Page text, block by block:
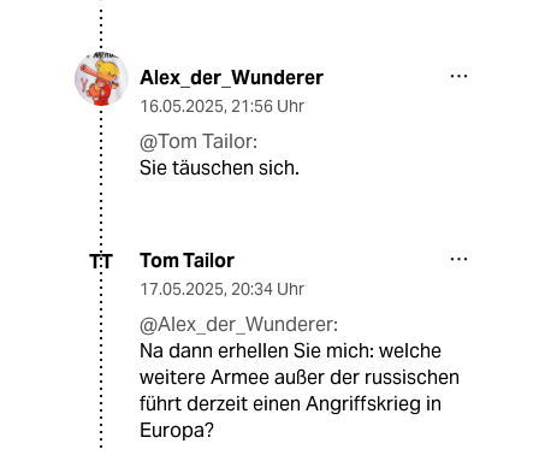
Alex_der_Wunderer
16.05.2025, 21:56 Uhr
@Tom Tailor:
Sie täuschen sich.
TT Tom Tailor
17.05.2025, 20:34 Uhr
@Alex_der_Wunderer:
Na dann erhellen Sie mich: welche
weitere Armee außer der russischen
führt derzeit einen Angriffskrieg in
Europa?